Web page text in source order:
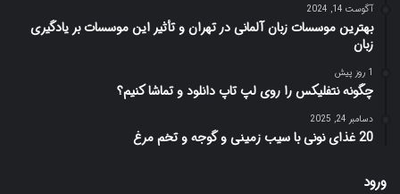
آگوست 14, 2024
بهترین موسسات زبان آلمانی در تهران و تأثیر این موسسات بر یادگیری
زبان
1 روز پیش
چگونه نتفلیکس را روی لپ تاپ دانلود و تماشا کنیم؟
دسامبر 24, 2025
20 غذای نونی با سیب زمینی و گوجه و تخم مرغ
ورود